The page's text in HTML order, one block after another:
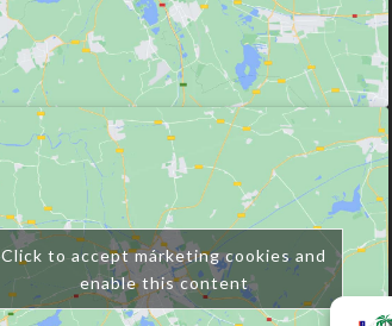
Click to accept márketing cookies and
enable this content